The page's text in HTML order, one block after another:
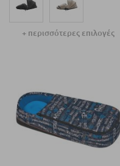
+ περισσότερες επιλογές